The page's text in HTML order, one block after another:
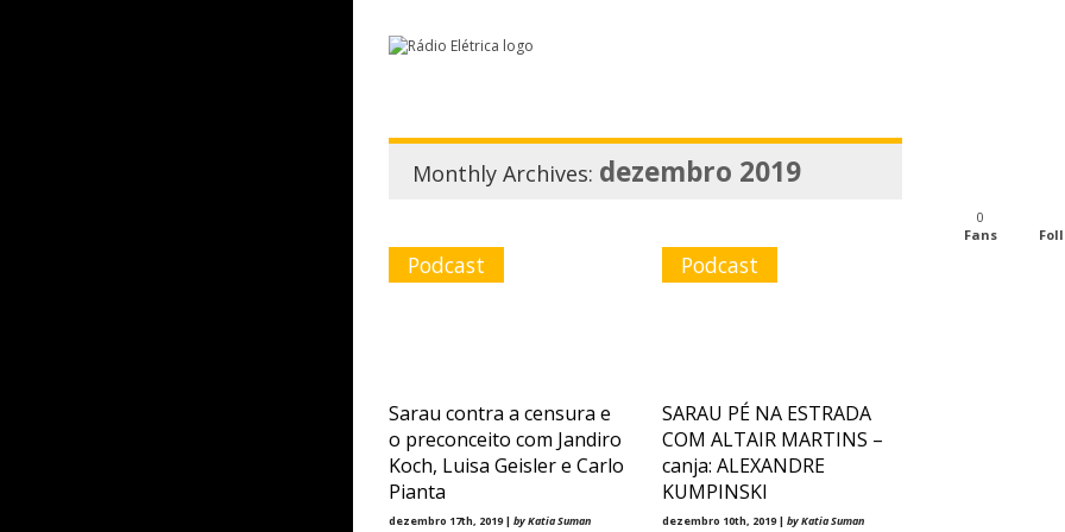
Monthly Archives: dezembro 2019
Podcast
Sarau contra a censura e
o preconceito com Jandiro
Koch, Luisa Geisler e Carlo
Pianta
dezembro 17th, 2019 | by Katia Suman
Podcast
SARAU PÉ NA ESTRADA
COM ALTAIR MARTINS –
canja: ALEXANDRE
KUMPINSKI
dezembro 10th, 2019 | by Katia Suman
0
Fans